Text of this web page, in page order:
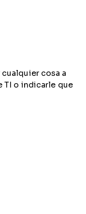
cosa a
TI o indicarle que